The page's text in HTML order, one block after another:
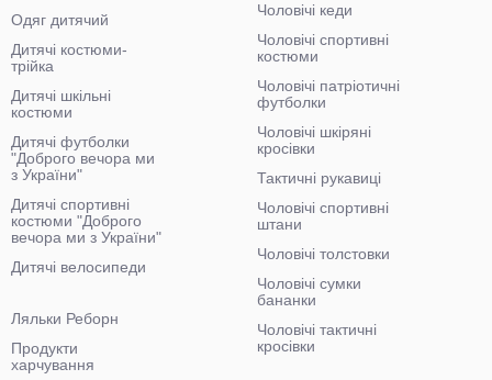
Одяг дитячий
Дитячі костюми-
трійка
Дитячі шкільні
костюми
Дитячі футболки
"Доброго вечора ми
з України"
Дитячі спортивні
костюми "Доброго
вечора ми з України"
Дитячі велосипеди
Чоловічі кеди
Чоловічі спортивні
костюми
Чоловічі патріотичні
футболки
Чоловічі шкіряні
кросівки
Тактичні рукавиці
Чоловічі спортивні
штани
Чоловічі толстовки
Чоловічі сумки
бананки
Чоловічі тактичні
кросівки
Ляльки Реборн
Продукти
харчування